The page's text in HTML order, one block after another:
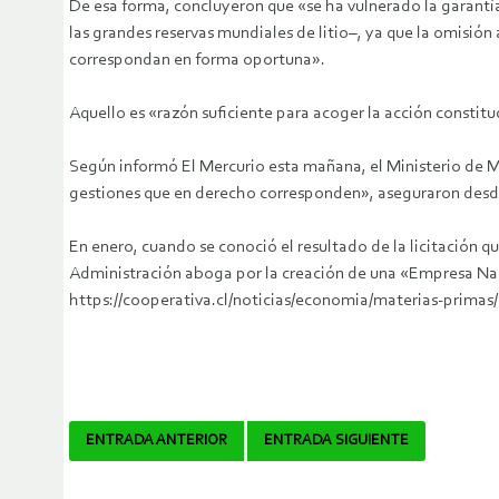
De esa forma, concluyeron que «se ha vulnerado la
las grandes reservas mundiales de litio–, ya que la
correspondan en forma oportuna».
Aquello es «razón suficiente para acoger la acción
Según informó El Mercurio esta mañana, el Ministerio de
gestiones que en derecho corresponden», aseguraron
En enero, cuando se conoció el resultado de la licitación
Administración aboga por la creación de una «Empresa
https://cooperativa.cl/noticias/economia/materias-
Navegador
ENTRADA ANTERIOR ENTRADA SIGUIENTE